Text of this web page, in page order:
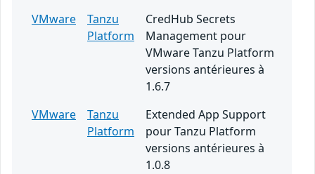
VMware
Tanzu
Platform
CredHub Secrets
Management pour
VMware Tanzu Platform
versions antérieures à
1.6.7
VMware
Tanzu
Platform
Extended App Support
pour Tanzu Platform
versions antérieures à
1.0.8